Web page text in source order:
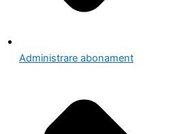
Administrare abonament